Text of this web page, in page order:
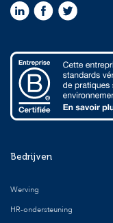
Bedrijven
Werving
HR-ondersteuning